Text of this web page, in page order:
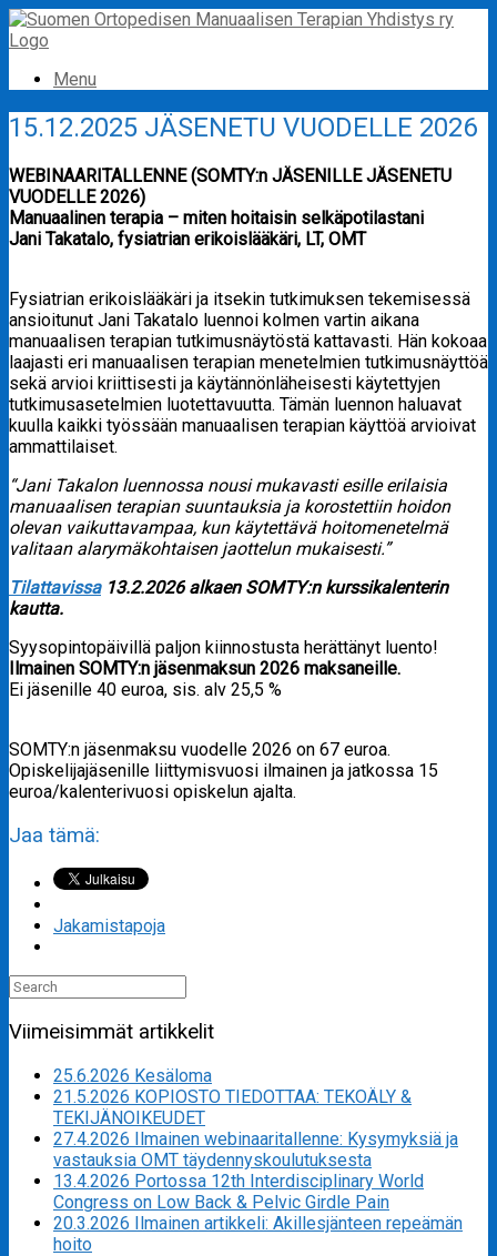
Skip
to
Menu
15.12.2025 JÄSENETU VUODELLE 2026
WEBINAARITALLENNE (SOMTY:n JÄSENILLE JÄSENETU
VUODELLE 2026)
Manuaalinen terapia – miten hoitaisin selkäpotilastani
Jani Takatalo, fysiatrian erikoislääkäri, LT, OMT
Fysiatrian erikoislääkäri ja itsekin tutkimuksen tekemisessä
ansioitunut Jani Takatalo luennoi kolmen vartin aikana
manuaalisen terapian tutkimusnäytöstä kattavasti. Hän kokoaa
laajasti eri manuaalisen terapian menetelmien tutkimusnäyttöä
sekä arvioi kriittisesti ja käytännönläheisesti käytettyjen
tutkimusasetelmien luotettavuutta. Tämän luennon haluavat
kuulla kaikki työssään manuaalisen terapian käyttöä arvioivat
ammattilaiset.
“Jani Takalon luennossa nousi mukavasti esille erilaisia
manuaalisen terapian suuntauksia ja korostettiin hoidon
olevan vaikuttavampaa, kun käytettävä hoitomenetelmä
valitaan alarymäkohtaisen jaottelun mukaisesti.”
Tilattavissa13.2.2026 alkaen SOMTY:n kurssikalenterin
kautta.
Syysopintopäivillä paljon kiinnostusta herättänyt luento!
Ilmainen SOMTY:n jäsenmaksun 2026 maksaneille.
Ei jäsenille 40 euroa, sis. alv 25,5 %
SOMTY:n jäsenmaksu vuodelle 2026 on 67 euroa.
Opiskelijajäsenille liittymisvuosi ilmainen ja jatkossa 15
euroa/kalenterivuosi opiskelun ajalta.
Jaa tämä:
Jakamistapoja
Search
Viimeisimmät artikkelit
25.6.2026 Kesäloma
21.5.2026 KOPIOSTO TIEDOTTAA: TEKOÄLY &
TEKIJÄNOIKEUDET
27.4.2026 Ilmainen webinaaritallenne: Kysymyksiä ja
vastauksia OMT täydennyskoulutuksesta
13.4.2026 Portossa 12th Interdisciplinary World
Congress on Low Back & Pelvic Girdle Pain
20.3.2026 Ilmainen artikkeli: Akillesjänteen repeämän
hoito